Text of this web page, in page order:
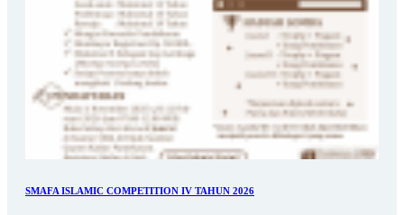
SMAFA ISLAMIC COMPETITION IV TAHUN 2026